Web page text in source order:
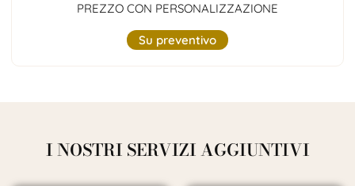
PREZZO CON PERSONALIZZAZIONE
Su preventivo
I NOSTRI SERVIZI AGGIUNTIVI